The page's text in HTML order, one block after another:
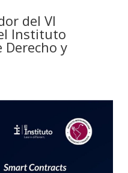
del VI
Instituto
Derecho y